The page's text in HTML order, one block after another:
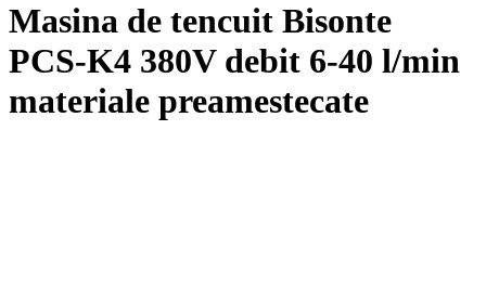
Masina de tencuit Bisonte
PCS-K4 380V debit 6-40 l/min
materiale preamestecate